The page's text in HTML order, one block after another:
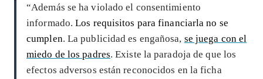
“Además se ha violado el consentimiento
informado.Los requisitos para financiarla no se
cumplen. La publicidad es engañosa, se juega con el
miedo de los padres. Existe la paradoja de que los
efectos adversos están reconocidos en la ficha